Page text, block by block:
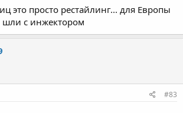
это просто рестайлинг... для Европы
шли с инжектором
#83